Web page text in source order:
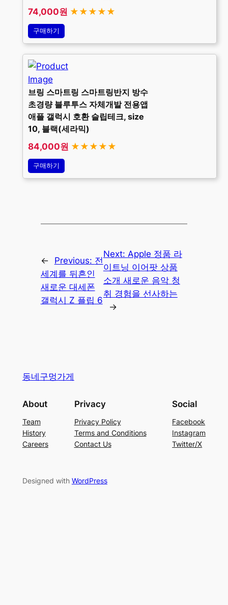
74,000원 ★★★★★
구매하기
브링 스마트링 스마트링반지 방수
초경량 블루투스 자체개발 전용앱
애플 갤럭시 호환 슬립테크, size
10, 블랙(세라믹)
84,000원 ★★★★★
구매하기
← Previous: 전
세계를 뒤흔인
새로운 대세폰
갤럭시 Z 플립 6
Next: Apple 정품 라
이트닝 이어팟 상품
소개 새로운 음악 청
취 경험을 선사하는
→
동네구멍가게
About
Team
History
Careers
Privacy
Privacy Policy
Terms and Conditions
Contact Us
Social
Facebook
Instagram
Twitter/X
Designed with WordPress